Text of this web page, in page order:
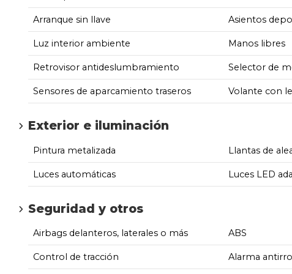
Arranque sin llave Asientos
Luz interior ambiente Manos libres
Retrovisor antideslumbramiento Selector de
Sensores de aparcamiento traseros Volante con
Exterior e iluminación
Pintura metalizada Llantas de
Luces automáticas Luces LED
Seguridad y otros
Airbags delanteros, laterales o más ABS
Control de tracción Alarma